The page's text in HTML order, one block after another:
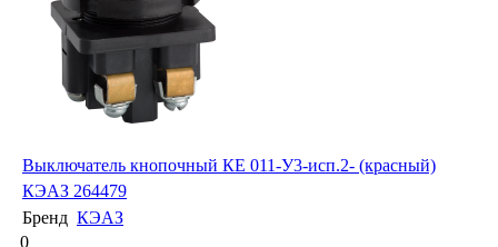
Выключатель кнопочный КЕ 011-У3-исп.2- (красный)
КЭАЗ 264479
Бренд КЭАЗ
0